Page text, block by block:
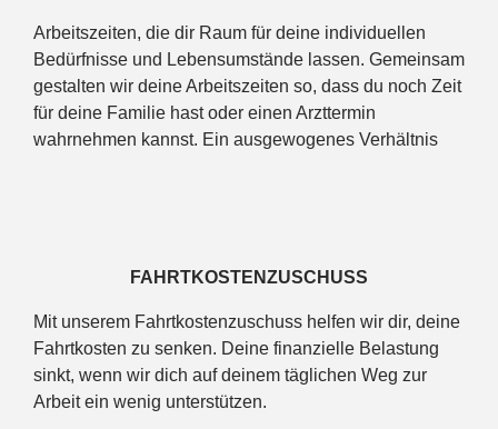
Arbeitszeiten, die dir Raum für deine individuellen
Bedürfnisse und Lebensumstände lassen. Gemeinsam
gestalten wir deine Arbeitszeiten so, dass du noch Zeit
für deine Familie hast oder einen Arzttermin
wahrnehmen kannst. Ein ausgewogenes Verhältnis
FAHRTKOSTENZUSCHUSS
Mit unserem Fahrtkostenzuschuss helfen wir dir, deine
Fahrtkosten zu senken. Deine finanzielle Belastung
sinkt, wenn wir dich auf deinem täglichen Weg zur
Arbeit ein wenig unterstützen.